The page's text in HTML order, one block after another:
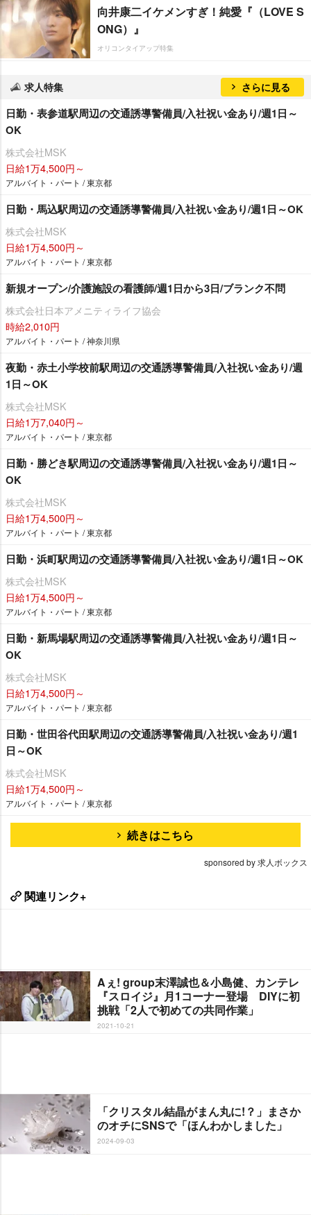
向井康二イケメンすぎ！純愛『（LOVE S
ONG）』
オリコンタイアップ特集
求人特集 さらに見る
日勤・表参道駅周辺の交通誘導警備員/入社祝い金あり/週1日～
OK
株式会社MSK
日給1万4,500円～
アルバイト・パート / 東京都
日勤・馬込駅周辺の交通誘導警備員/入社祝い金あり/週1日～OK
株式会社MSK
日給1万4,500円～
アルバイト・パート / 東京都
新規オープン/介護施設の看護師/週1日から3日/ブランク不問
株式会社日本アメニティライフ協会
時給2,010円
アルバイト・パート / 神奈川県
夜勤・赤土小学校前駅周辺の交通誘導警備員/入社祝い金あり/週
1日～OK
株式会社MSK
日給1万7,040円～
アルバイト・パート / 東京都
日勤・勝どき駅周辺の交通誘導警備員/入社祝い金あり/週1日～
OK
株式会社MSK
日給1万4,500円～
アルバイト・パート / 東京都
日勤・浜町駅周辺の交通誘導警備員/入社祝い金あり/週1日～OK
株式会社MSK
日給1万4,500円～
アルバイト・パート / 東京都
日勤・新馬場駅周辺の交通誘導警備員/入社祝い金あり/週1日～
OK
株式会社MSK
日給1万4,500円～
アルバイト・パート / 東京都
日勤・世田谷代田駅周辺の交通誘導警備員/入社祝い金あり/週1
日～OK
株式会社MSK
日給1万4,500円～
アルバイト・パート / 東京都
続きはこちら
sponsored by 求人ボックス
関連リンク+
Aぇ! group末澤誠也＆小島健、カンテレ
『スロイジ』月1コーナー登場 DIYに初
挑戦「2人で初めての共同作業」
2021-10-21
「クリスタル結晶がまん丸に!？」まさか
のオチにSNSで「ほんわかしました」
2024-09-03